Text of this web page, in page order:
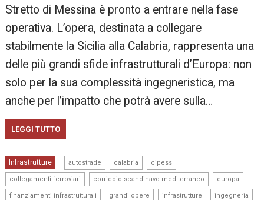
Stretto di Messina è pronto a entrare nella fase
operativa. L’opera, destinata a collegare
stabilmente la Sicilia alla Calabria, rappresenta una
delle più grandi sfide infrastrutturali d’Europa: non
solo per la sua complessità ingegneristica, ma
anche per l’impatto che potrà avere sulla…
LEGGI TUTTO
Infrastrutture autostrade calabria cipess
collegamenti ferroviari corridoio scandinavo-mediterraneo europa
finanziamenti infrastrutturali grandi opere infrastrutture ingegneria